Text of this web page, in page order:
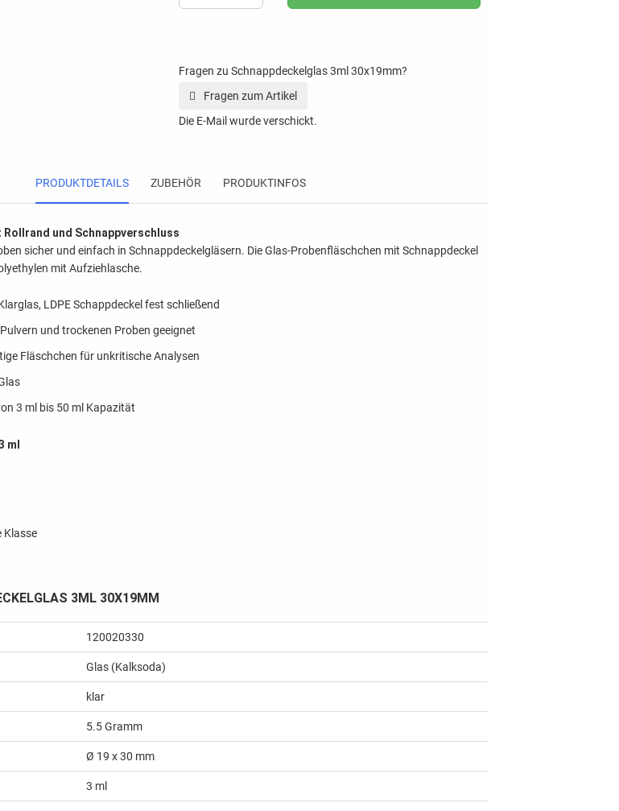
Fragen zu Schnappdeckelglas 3ml 30x19mm?
Fragen zum Artikel
Die E-Mail wurde verschickt.
PRODUKTDETAILS ZUBEHÖR PRODUKTINFOS
und Schnappverschluss
sicher und einfach in Schnappdeckelgläsern. Die Glas-Probenfläschchen mit Schnappdeckel
mit Aufziehlasche.
LDPE Schappdeckel fest schließend
und trockenen Proben geeignet
Fläschchen für unkritische Analysen
3 ml bis 50 ml Kapazität
ml
Klasse
3ML 30X19MM
120020330
Glas (Kalksoda)
klar
5.5Gramm
Ø 19 x 30 mm
3 ml